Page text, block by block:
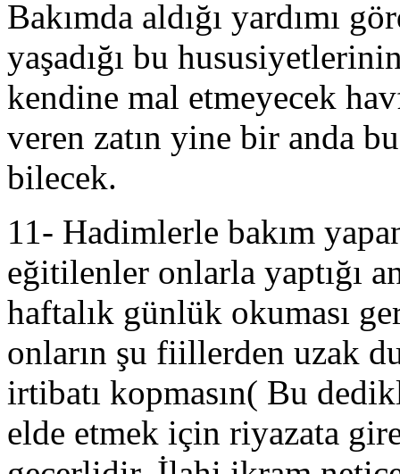
Bakımda aldığı yardımı
yaşadığı bu
kendine mal etmeyecek
veren zatın yine bir anda
bilecek.
11- Hadimlerle bakım
eğitilenler onlarla yaptığı
haftalık günlük okuması
onların şu fiillerden uzak
irtibatı kopmasın( Bu
elde etmek için riyazata